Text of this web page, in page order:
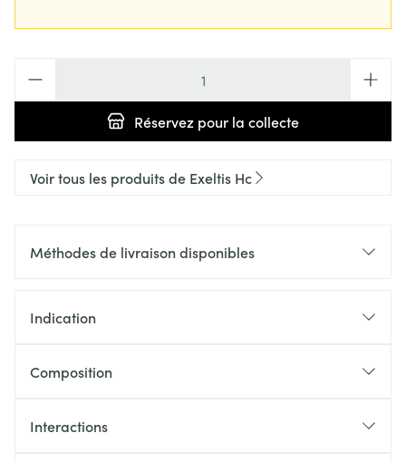
Réservez pour la collecte
Voir tous les produits de Exeltis Hc
Méthodes de livraison disponibles
Indication
Composition
Interactions